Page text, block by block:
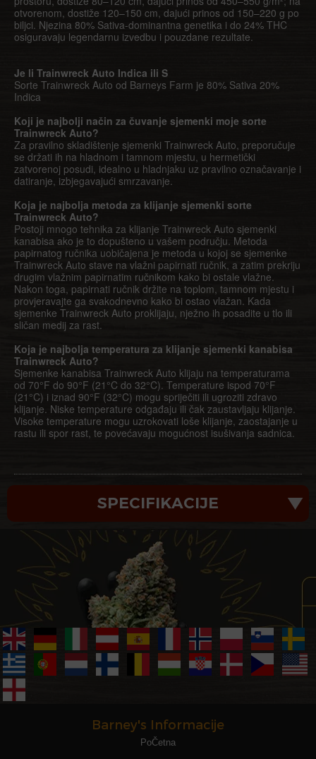
otvorenom, dostiže 120–150 cm, dajući prinos od 150–220 g po
biljci. Njezina 80% Sativa-dominantna genetika i do 24% THC
osiguravaju legendarnu izvedbu i pouzdane rezultate.
Je li Trainwreck Auto Indica ili S
Sorte Trainwreck Auto od Barneys Farm je 80% Sativa 20%
Indica
Koji je najbolji način za čuvanje sjemenki moje sorte
Trainwreck Auto?
Za pravilno skladištenje sjemenki Trainwreck Auto, preporučuje
se držati ih na hladnom i tamnom mjestu, u hermetički
zatvorenoj posudi, idealno u hladnjaku uz pravilno označavanje i
datiranje, izbjegavajući smrzavanje.
Koja je najbolja metoda za klijanje sjemenki sorte
Trainwreck Auto?
Postoji mnogo tehnika za klijanje Trainwreck Auto sjemenki
kanabisa ako je to dopušteno u vašem području. Metoda
papirnatog ručnika uobičajena je metoda u kojoj se sjemenke
Trainwreck Auto stave na vlažni papirnati ručnik, a zatim prekriju
drugim vlažnim papirnatim ručnikom kako bi ostale vlažne.
Nakon toga, papirnati ručnik držite na toplom, tamnom mjestu i
provjeravajte ga svakodnevno kako bi ostao vlažan. Kada
sjemenke Trainwreck Auto proklijaju, nježno ih posadite u tlo ili
sličan medij za rast.
Koja je najbolja temperatura za klijanje sjemenki kanabisa
Trainwreck Auto?
Sjemenke kanabisa Trainwreck Auto klijaju na temperaturama
od 70°F do 90°F (21°C do 32°C). Temperature ispod 70°F
(21°C) i iznad 90°F (32°C) mogu spriječiti ili ugroziti zdravo
klijanje. Niske temperature odgađaju ili čak zaustavljaju klijanje.
Visoke temperature mogu uzrokovati loše klijanje, zaostajanje u
rastu ili spor rast, te povećavaju mogućnost isušivanja sadnica.
SPECIFIKACIJE
Barney's Informacije
PoČetna